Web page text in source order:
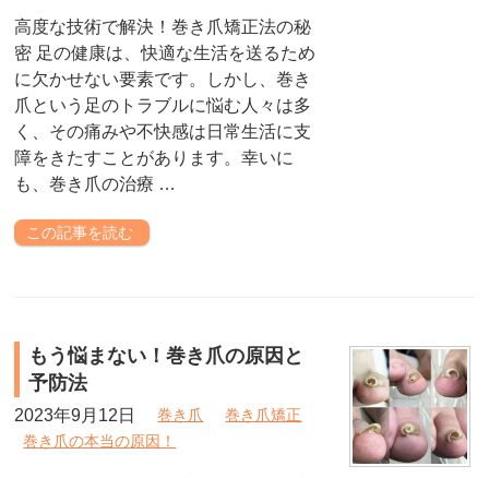
高度な技術で解決！巻き爪矯正法の秘
密 足の健康は、快適な生活を送るため
に欠かせない要素です。しかし、巻き
爪という足のトラブルに悩む人々は多
く、その痛みや不快感は日常生活に支
障をきたすことがあります。幸いに
も、巻き爪の治療 …
この記事を読む
もう悩まない！巻き爪の原因と
予防法
2023年9月12日 巻き爪
巻き爪矯正
巻き爪の本当の原因！